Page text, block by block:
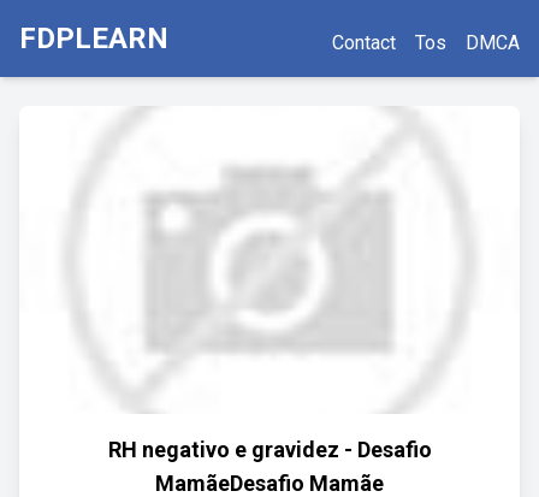
FDPLEARN Contact Tos DMCA
RH negativo e gravidez - Desafio
MamãeDesafio Mamãe